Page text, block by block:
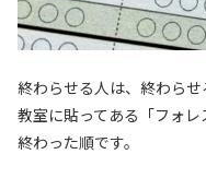
終わらせる人は、終わらせ
教室に貼ってある「フォ
終わった順です。